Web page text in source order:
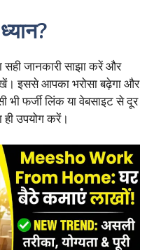
जानकारी साझा करें और
इससे आपका भरोसा बढ़ेगा और
भी फर्जी लिंक या वेबसाइट से दूर
उपयोग करें।